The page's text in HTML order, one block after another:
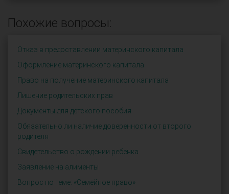
Похожие вопросы:
Отказ в предоставлении материнского капитала
Оформление материнского капитала
Право на получение материнского капитала
Лишение родительских прав
Документы для детского пособия
Обязательно ли наличие доверенности от второго
родителя
Свидетельство о рождении ребенка
Заявление на алименты
Вопрос по теме: «Семейное право»